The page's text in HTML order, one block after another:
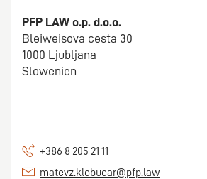
PFP LAW o.p. d.o.o.
Bleiweisova cesta 30
1000 Ljubljana
Slowenien
+386 8 205 21 11
matevz.klobucar@pfp.law